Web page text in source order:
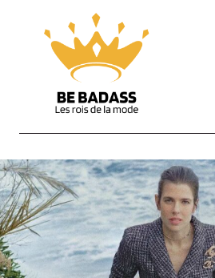
content